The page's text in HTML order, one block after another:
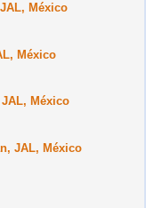
México
México
México
JAL, México